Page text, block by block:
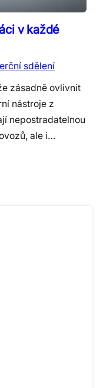
v každé
sdělení
zásadně ovlivnit
nástroje z
nepostradatelnou
ale i…